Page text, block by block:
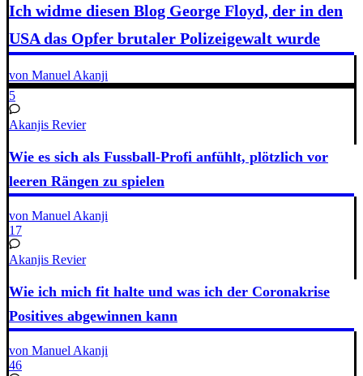
Ich widme diesen Blog George Floyd, der in den
USA das Opfer brutaler Polizeigewalt wurde
von Manuel Akanji
5
Akanjis Revier
Wie es sich als Fussball-Profi anfühlt, plötzlich vor
leeren Rängen zu spielen
von Manuel Akanji
17
Akanjis Revier
Wie ich mich fit halte und was ich der Coronakrise
Positives abgewinnen kann
von Manuel Akanji
46